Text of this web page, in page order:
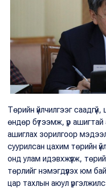
Төрийн үйлчилгээг
өндөр бүтээмж, үр
ашиглах зорилгоор
суурилсан цахим төрийн
онд улам идэвхжүүлж,
төрлийг нэмэгдүүлэх юм
цар тахлын аюул